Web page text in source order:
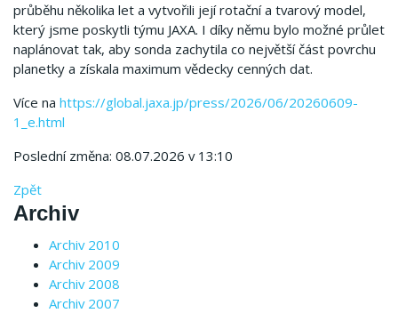
průběhu několika let a vytvořili její rotační a tvarový model,
který jsme poskytli týmu JAXA. I díky němu bylo možné průlet
naplánovat tak, aby sonda zachytila co největší část povrchu
planetky a získala maximum vědecky cenných dat.
Více na https://global.jaxa.jp/press/2026/06/20260609-
1_e.html
Poslední změna: 08.07.2026 v 13:10
Zpět
Archiv
Archiv 2010
Archiv 2009
Archiv 2008
Archiv 2007